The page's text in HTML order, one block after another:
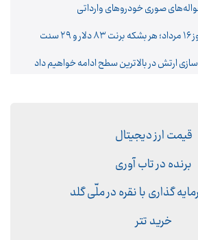
صوری خودروهای وارداتی
ارتش در بالاترین سطح ادامه خواهیم داد
قیمت ارز دیجیتال
برنده در تاب آوری
گذاری با نقره در ملّی گلد
خرید تتر